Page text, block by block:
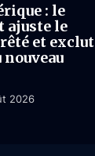
: le
ajuste le
et exclut
2026